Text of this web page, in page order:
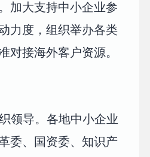
加大支持中小企业参
力度，组织举办各类
对接海外客户资源。
领导。各地中小企业
委、国资委、知识产